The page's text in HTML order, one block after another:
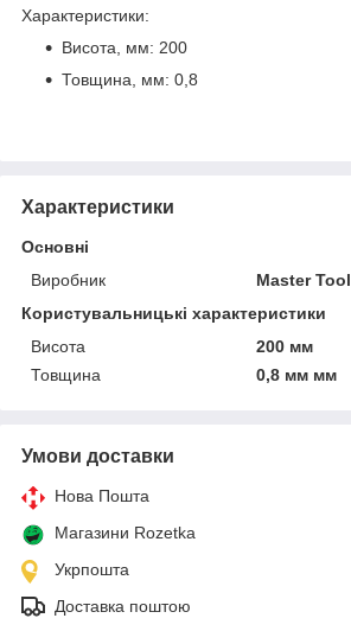
Характеристики:
Висота, мм: 200
Товщина, мм: 0,8
Характеристики
Основні
Виробник
Master Tool
Користувальницькі характеристики
Висота
200 мм
Товщина
0,8 мм мм
Умови доставки
Нова Пошта
Магазини Rozetka
Укрпошта
Доставка поштою